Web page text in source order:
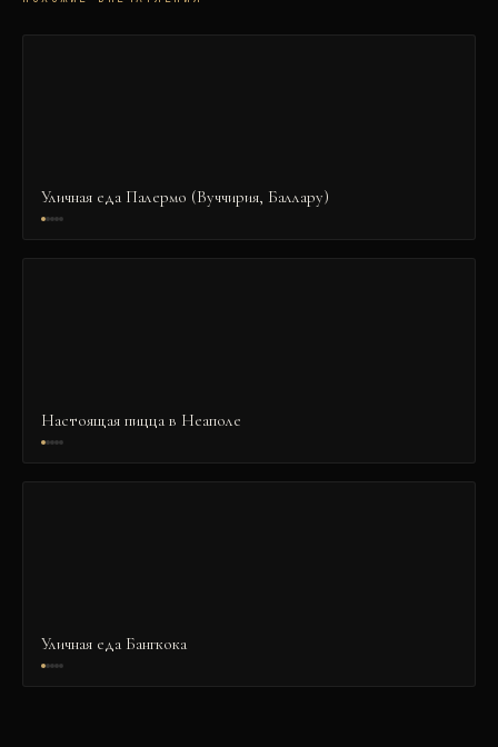
Уличная еда Палермо (Вуччирия, Баллару)
Настоящая пицца в Неаполе
Уличная еда Бангкока